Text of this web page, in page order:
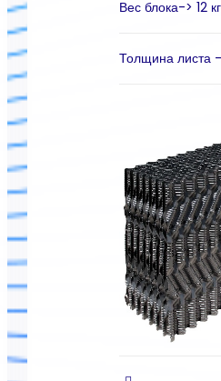
Вес блока-> 12
Толщина листа